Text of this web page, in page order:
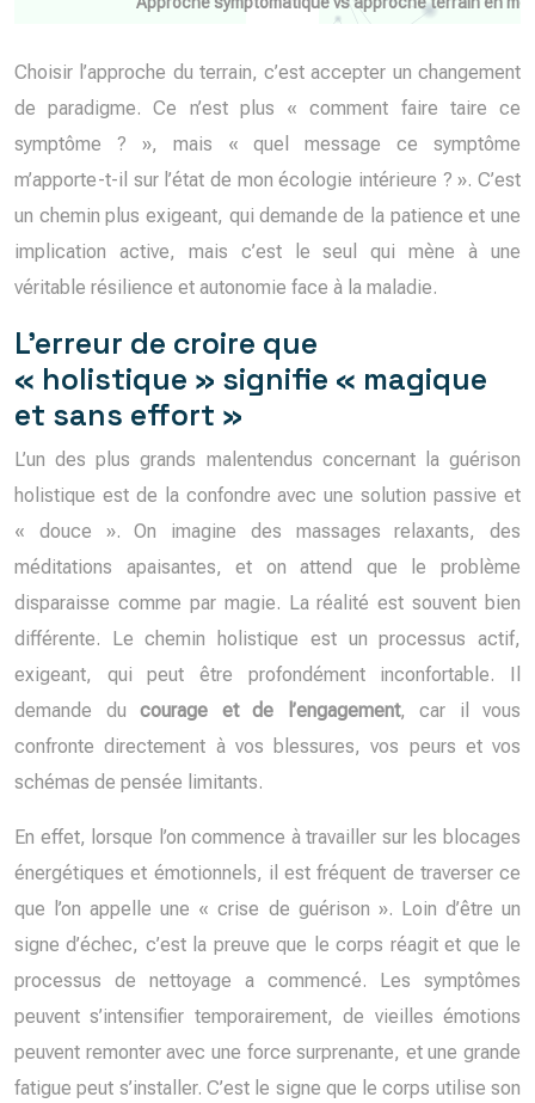
Choisir l’approche du terrain, c’est accepter un changement
de paradigme. Ce n’est plus « comment faire taire ce
symptôme ? », mais « quel message ce symptôme
m’apporte-t-il sur l’état de mon écologie intérieure ? ». C’est
un chemin plus exigeant, qui demande de la patience et une
implication active, mais c’est le seul qui mène à une
véritable résilience et autonomie face à la maladie.
L’erreur de croire que
« holistique » signifie « magique
et sans effort »
L’un des plus grands malentendus concernant la guérison
holistique est de la confondre avec une solution passive et
« douce ». On imagine des massages relaxants, des
méditations apaisantes, et on attend que le problème
disparaisse comme par magie. La réalité est souvent bien
différente. Le chemin holistique est un processus actif,
exigeant, qui peut être profondément inconfortable. Il
demande du courage et de l’engagement, car il vous
confronte directement à vos blessures, vos peurs et vos
schémas de pensée limitants.
En effet, lorsque l’on commence à travailler sur les blocages
énergétiques et émotionnels, il est fréquent de traverser ce
que l’on appelle une « crise de guérison ». Loin d’être un
signe d’échec, c’est la preuve que le corps réagit et que le
processus de nettoyage a commencé. Les symptômes
peuvent s’intensifier temporairement, de vieilles émotions
peuvent remonter avec une force surprenante, et une grande
fatigue peut s’installer. C’est le signe que le corps utilise son